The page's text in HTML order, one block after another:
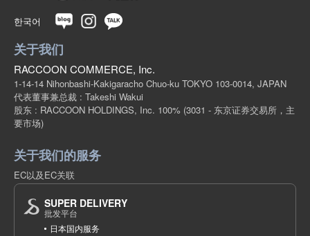
한국어
关于我们
RACCOON COMMERCE, Inc.
1-14-14 Nihonbashi-Kakigaracho Chuo-ku TOKYO 103-0014, JAPAN
代表董事兼总裁 : Takeshi Wakui
股东 : RACCOON HOLDINGS, Inc. 100% (3031 - 东京证券交易所，主
要市场)
关于我们的服务
EC以及EC关联
SUPER DELIVERY
批发平台
日本国内服务